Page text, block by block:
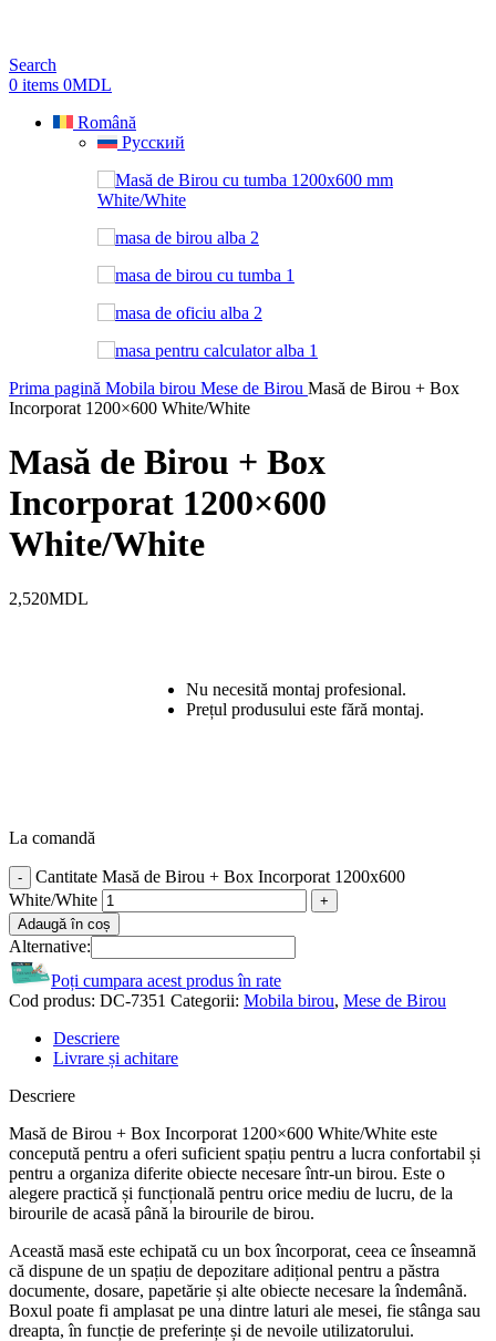
Search
0 items 0MDL
Română
Русский
Prima pagină Mobila birou Mese de Birou Masă de Birou + Box
Incorporat 1200×600 White/White
Masă de Birou + Box
Incorporat 1200×600
White/White
2,520MDL
Nu necesită montaj profesional.
Prețul produsului este fără montaj.
La comandă
Cantitate Masă de Birou + Box Incorporat 1200x600
White/White
Adaugă în coș
Alternative:
Poți cumpara acest produs în rate
Cod produs: DC-7351 Categorii: Mobila birou, Mese de Birou
Descriere
Livrare și achitare
Descriere
Masă de Birou + Box Incorporat 1200×600 White/White este
concepută pentru a oferi suficient spațiu pentru a lucra confortabil și
pentru a organiza diferite obiecte necesare într-un birou. Este o
alegere practică și funcțională pentru orice mediu de lucru, de la
birourile de acasă până la birourile de birou.
Această masă este echipată cu un box încorporat, ceea ce înseamnă
că dispune de un spațiu de depozitare adițional pentru a păstra
documente, dosare, papetărie și alte obiecte necesare la îndemână.
Boxul poate fi amplasat pe una dintre laturi ale mesei, fie stânga sau
dreapta, în funcție de preferințe și de nevoile utilizatorului.